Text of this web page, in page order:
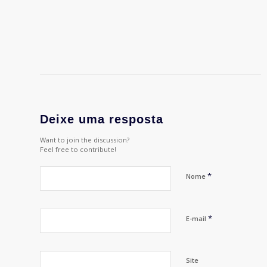
Deixe uma resposta
Want to join the discussion?
Feel free to contribute!
Nome *
E-mail *
Site